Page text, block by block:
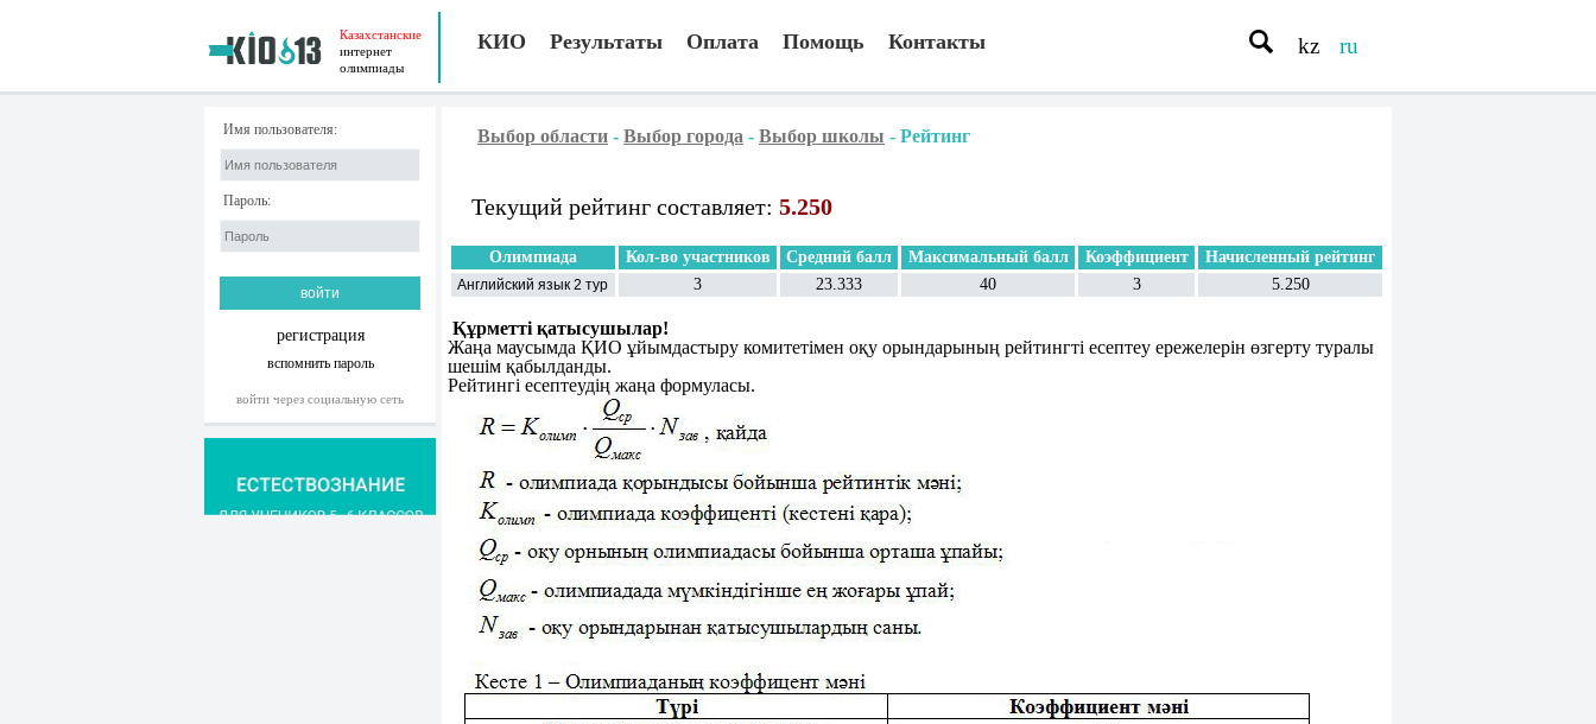
Казахстанские
интернет
олимпиады
КИО Результаты Оплата Помощь Контакты kz ru
Имя пользователя:
Пароль:
регистрация
вспомнить пароль
войти через социальную сеть
Выбор области - Выбор города - Выбор школы - Рейтинг
Текущий рейтинг составляет: 5.250
Олимпиада Кол-во участников Средний балл Максимальный балл Коэффициент Начисленный рейтинг
Английский язык 2 тур 3 23.333 40 3 5.250
Құрметті қатысушылар!
Жаңа маусымда ҚИО ұйымдастыру комитетімен оқу орындарының рейтингті есептеу ережелерін өзгерту туралы
шешім қабылданды.
Рейтингі есептеудің жаңа формуласы.